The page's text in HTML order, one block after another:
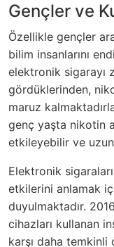
Gençler ve
Özellikle gençler
bilim insanlarını
elektronik sigarayı
gördüklerinden,
maruz
genç yaşta nikotin
etkileyebilir ve uzun
Elektronik
etkilerini anlamak
duyulmaktadır.
cihazları kullanan
karşı daha temkinli